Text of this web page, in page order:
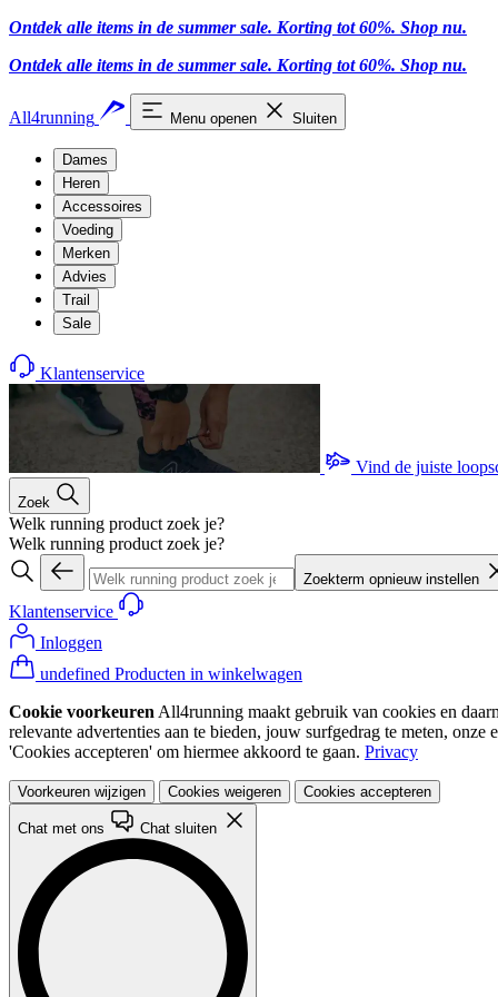
Ontdek alle items in de summer sale. Korting tot 60%. Shop nu.
Ontdek alle items in de summer sale. Korting tot 60%. Shop nu.
All4running Menu openen Sluiten
Dames
Heren
Accessoires
Voeding
Merken
Advies
Trail
Sale
Klantenservice
Vind de juiste
Zoek
Welk running product zoek je?
Welk running product zoek je?
Zoekterm opnieuw instellen
Klantenservice
Inloggen
undefined Producten in winkelwagen
Cookie voorkeuren All4running maakt gebruik van cookies en
relevante advertenties aan te bieden, jouw surfgedrag te meten,
'Cookies accepteren' om hiermee akkoord te gaan. Privacy
Voorkeuren wijzigen Cookies weigeren Cookies accepteren
Chat met ons Chat sluiten